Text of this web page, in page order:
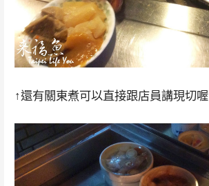
↑還有關東煮可以直接跟店員講現切喔